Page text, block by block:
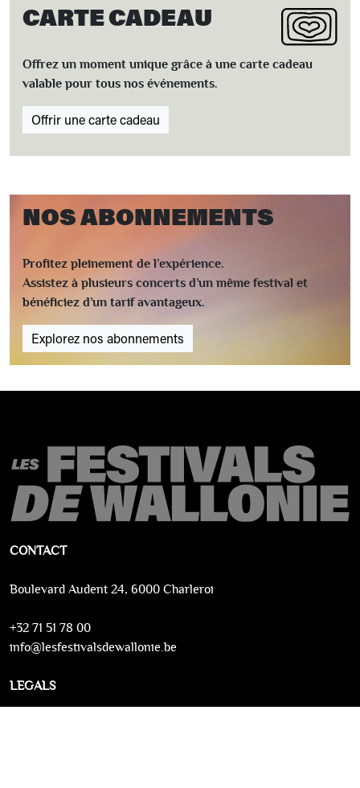
CARTE CADEAU
Offrez un moment unique grâce à une carte cadeau
valable pour tous nos événements.
Offrir une carte cadeau
NOS ABONNEMENTS
Profitez pleinement de l’expérience.
Assistez à plusieurs concerts d’un même festival et
bénéficiez d’un tarif avantageux.
Explorez nos abonnements
CONTACT
Boulevard Audent 24, 6000 Charleroi
+32 71 51 78 00
info@lesfestivalsdewallonie.be
LEGALS